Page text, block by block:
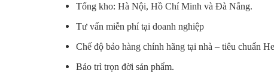
Tổng kho: Hà Nội, Hồ Chí Minh và Đà Nẵng.
Tư vấn miễn phí tại doanh nghiệp
Chế độ bảo hàng chính hãng tại nhà – tiêu chuẩn
Bảo trì trọn đời sản phẩm.